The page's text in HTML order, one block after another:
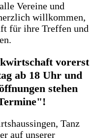
Vereine und
willkommen,
für ihre Treffen und
vorerst
ab 18 Uhr und
stehen
Tanz
auf unserer